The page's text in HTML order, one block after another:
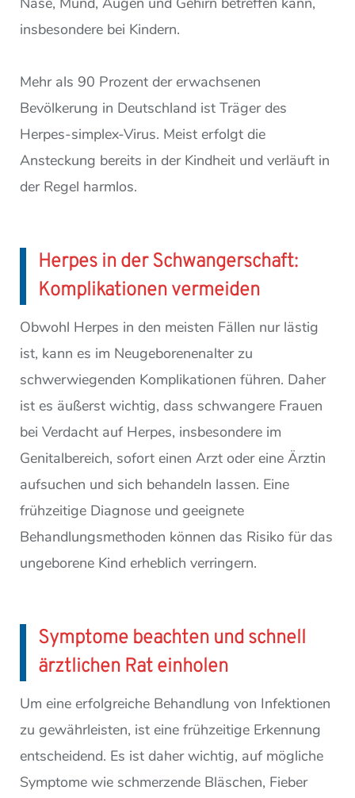
insbesondere bei Kindern.
Mehr als 90 Prozent der erwachsenen
Bevölkerung in Deutschland ist Träger des
Herpes-simplex-Virus. Meist erfolgt die
Ansteckung bereits in der Kindheit und verläuft in
der Regel harmlos.
Herpes in der Schwangerschaft:
Komplikationen vermeiden
Obwohl Herpes in den meisten Fällen nur lästig
ist, kann es im Neugeborenenalter zu
schwerwiegenden Komplikationen führen. Daher
ist es äußerst wichtig, dass schwangere Frauen
bei Verdacht auf Herpes, insbesondere im
Genitalbereich, sofort einen Arzt oder eine Ärztin
aufsuchen und sich behandeln lassen. Eine
frühzeitige Diagnose und geeignete
Behandlungsmethoden können das Risiko für das
ungeborene Kind erheblich verringern.
Symptome beachten und schnell
ärztlichen Rat einholen
Um eine erfolgreiche Behandlung von Infektionen
zu gewährleisten, ist eine frühzeitige Erkennung
entscheidend. Es ist daher wichtig, auf mögliche
Symptome wie schmerzende Bläschen, Fieber